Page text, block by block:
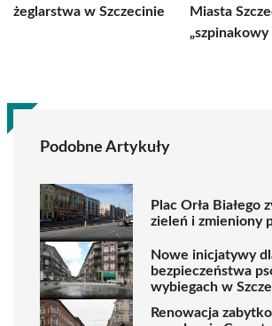
żeglarstwa w Szczecinie
Miasta
„szpinakowy
Podobne Artykuły
Plac Orła Białego
zieleń i zmieniony
Nowe inicjatywy
bezpieczeństwa
wybiegach w
Renowacja